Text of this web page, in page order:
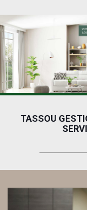
TASSOU